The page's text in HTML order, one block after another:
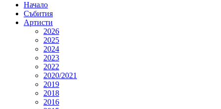
Начало
Събития
Артисти
2026
2025
2024
2023
2022
2020/2021
2019
2018
2016